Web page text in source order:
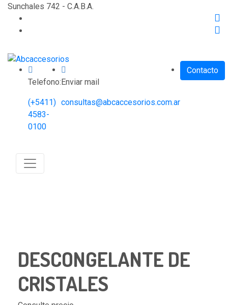
Sunchales 742 - C.A.B.A.
Telefono:
(+5411)
4583-
0100
Enviar mail
consultas@abcaccesorios.com.ar
Contacto
DESCONGELANTE DE
CRISTALES